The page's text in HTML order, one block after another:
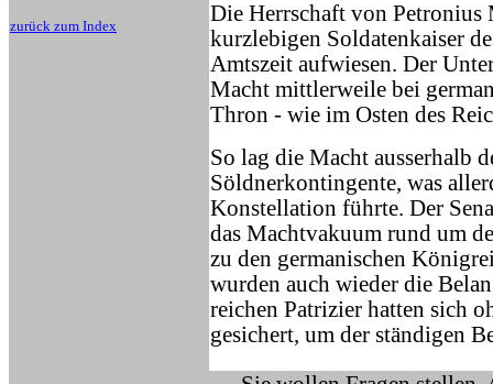
zurück zum Index
Die Herrschaft von Petronius
kurzlebigen Soldatenkaiser
Amtszeit aufwiesen. Der
Macht mittlerweile bei
Thron - wie im Osten des
So lag die Macht ausserhalb
Söldnerkontingente, was
Konstellation führte. Der
das Machtvakuum rund um
zu den germanischen
wurden auch wieder die
reichen Patrizier hatten sich
gesichert, um der ständigen